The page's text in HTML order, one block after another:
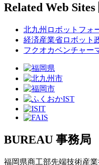
Related Web Sites
北九州ロボットフォ
経済産業省ロボット
フクオカベンチャー
BUREAU 事務局
福岡県商工部先端技術産